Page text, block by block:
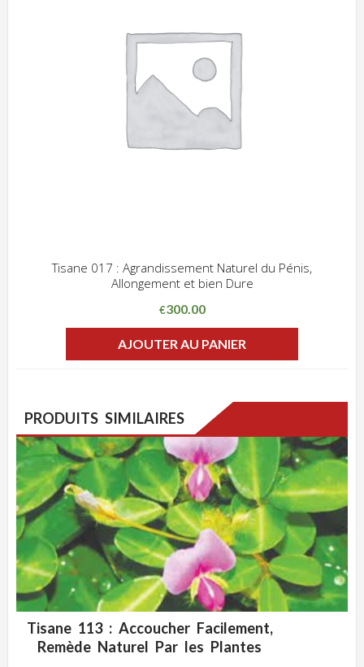
Tisane 017 : Agrandissement Naturel du Pénis,
Allongement et bien Dure
€300.00
AJOUTER AU PANIER
PRODUITS SIMILAIRES
CLIQUEZ POUR VOIR
ADD WISHLIST
Tisane 113 : Accoucher Facilement,
Remède Naturel Par les Plantes